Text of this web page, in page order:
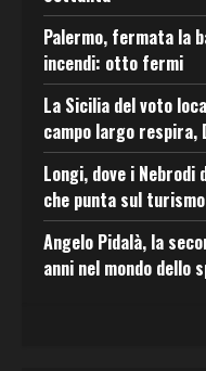
Palermo, fermata la
incendi: otto fermi
La Sicilia del voto
campo largo respira,
Longi, dove i
che punta sul
Angelo Pidalà, la
anni nel mondo dello